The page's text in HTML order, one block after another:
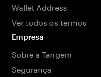
Wallet Address
Ver todos os termos
Empresa
Sobre a Tangem
Segurança